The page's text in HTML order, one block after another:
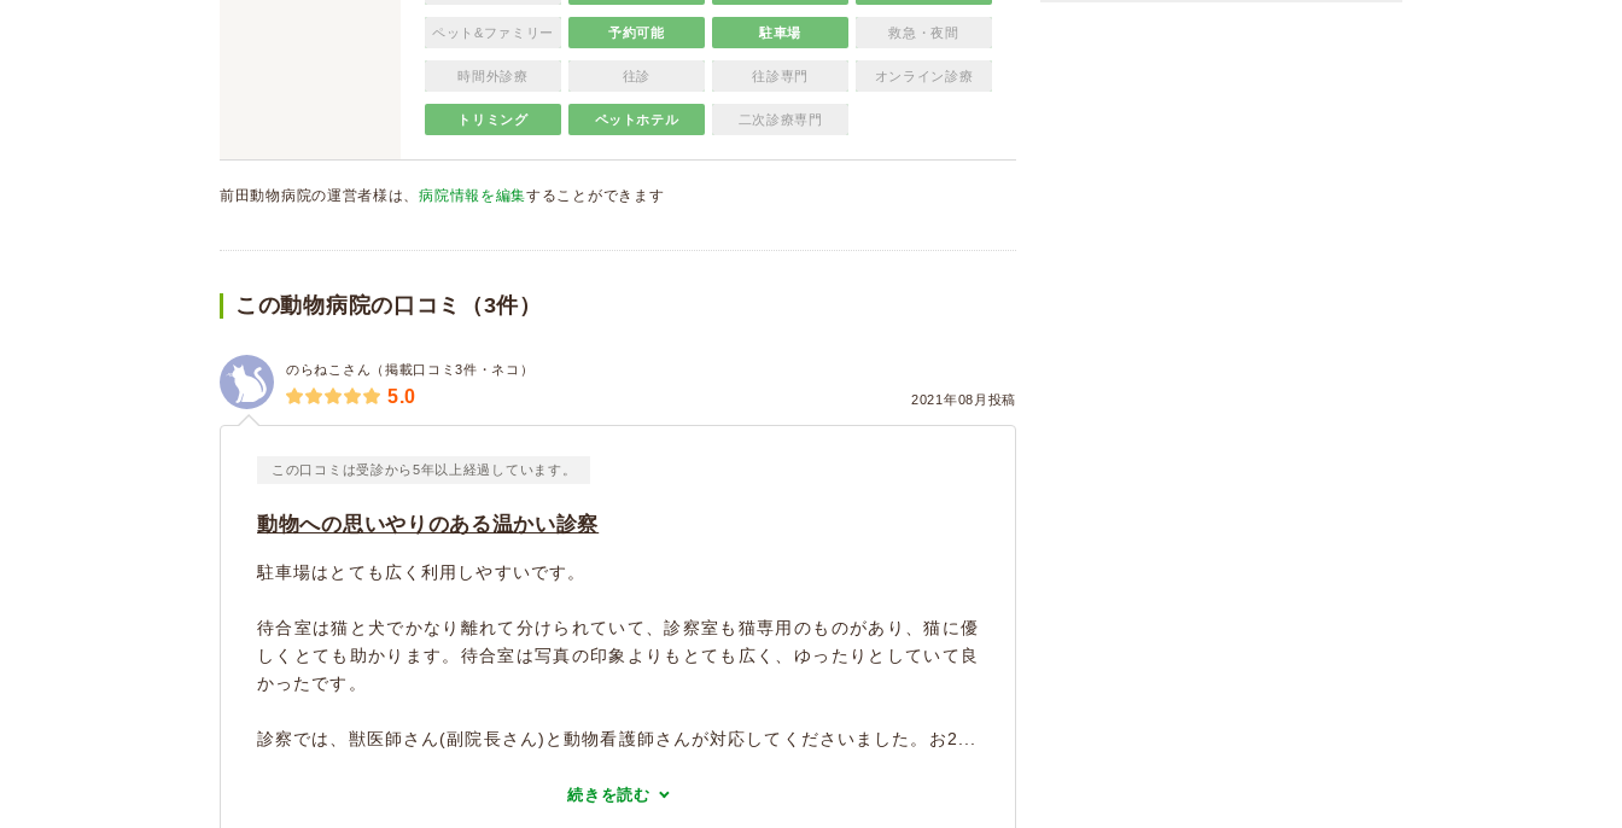
ペット&ファミリー 予約可能 駐車場 救急・夜間
時間外診療 往診 往診専門 オンライン診療
トリミング ペットホテル 二次診療専門
前田動物病院の運営者様は、病院情報を編集することができます
この動物病院の口コミ（3件）
のらねこさん（掲載口コミ3件・ネコ）
2021年08月投稿
5.0
この口コミは受診から5年以上経過しています。
動物への思いやりのある温かい診察
駐車場はとても広く利用しやすいです。
待合室は猫と犬でかなり離れて分けられていて、診察室も猫専用のものがあり、猫に優
しくとても助かります。待合室は写真の印象よりもとても広く、ゆったりとしていて良
かったです。
診察では、獣医師さん(副院長さん)と動物看護師さんが対応してくださいました。お2...
続きを読む